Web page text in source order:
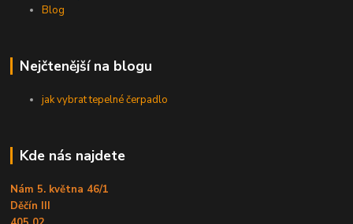
Blog
Nejčtenější na blogu
jak vybrat tepelné čerpadlo
Kde nás najdete
Nám 5. května 46/1
Děčín III